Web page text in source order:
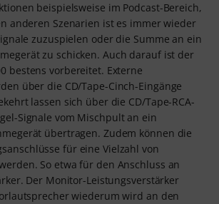
beispielsweise im Podcast-Bereich,
anderen Szenarien ist es immer wieder
zuzuspielen oder die Summe an ein
zu schicken. Auch darauf ist der
bestens vorbereitet. Externe
über die CD/Tape-Cinch-Eingänge
lassen sich über die CD/Tape-RCA-
Signale vom Mischpult an ein
übertragen. Zudem können die
für eine Vielzahl von
So etwa für den Anschluss an
Der Monitor-Leistungsverstärker
wiederum wird an den